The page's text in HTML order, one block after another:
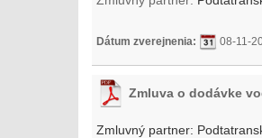
Dátum zverejnenia: 08-11-
Zmluva o dodávke
Zmluvný partner: